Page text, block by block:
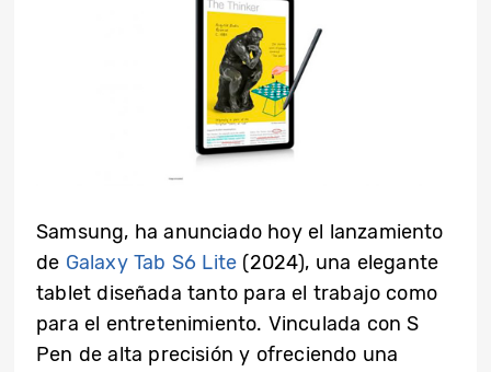
Samsung, ha anunciado hoy el lanzamiento
de Galaxy Tab S6 Lite (2024), una elegante
tablet diseñada tanto para el trabajo como
para el entretenimiento. Vinculada con S
Pen de alta precisión y ofreciendo una